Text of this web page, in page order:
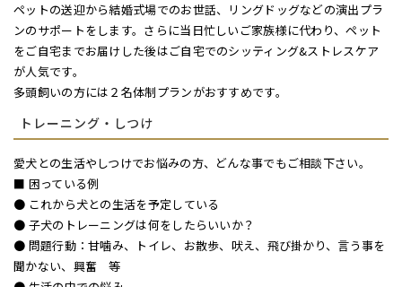
ペットの送迎から結婚式場でのお世話、リングドッグなどの演出プラ
ンのサポートをします。さらに当日忙しいご家族様に代わり、ペット
をご自宅までお届けした後はご自宅でのシッティング&ストレスケア
が人気です。
多頭飼いの方には２名体制プランがおすすめです。
トレーニング・しつけ
愛犬との生活やしつけでお悩みの方、どんな事でもご相談下さい。
■ 困っている例
● これから犬との生活を予定している
● 子犬のトレーニングは何をしたらいいか？
● 問題行動：甘噛み、トイレ、お散歩、吠え、飛び掛かり、言う事を
聞かない、興奮 等